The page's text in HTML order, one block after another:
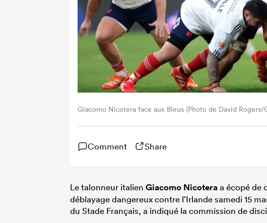
Giacomo Nicotera face aux Bleus (Photo de David Rogers/
Comment Share
Le talonneur italien Giacomo Nicoteraa écopé de
déblayage dangereux contre l’Irlande samedi 15
du Stade Français, a indiqué la commission de